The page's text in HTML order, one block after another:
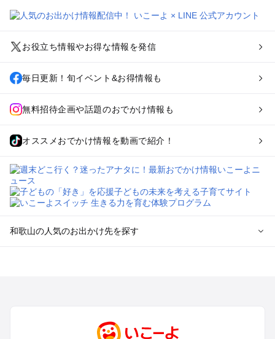
お役立ち情報やお得な情報を発信
毎日更新！旬イベント&お得情報も
無料招待企画や話題のおでかけ情報も
オススメおでかけ情報を動画で紹介！
和歌山の人気のお出かけ先を探す
勝浦・串本・すさみのプールお出かけ